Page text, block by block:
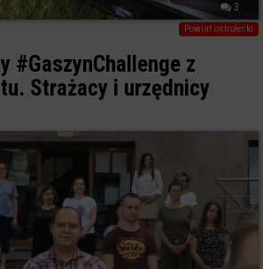
3
Powiat ostrołecki
#GaszynChallenge z
Strażacy i urzędnicy